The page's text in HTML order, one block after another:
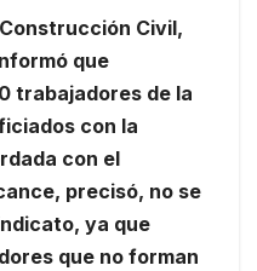
Civil,
que
trabajadores de la
con la
con el
precisó, no se
ya que
que no forman